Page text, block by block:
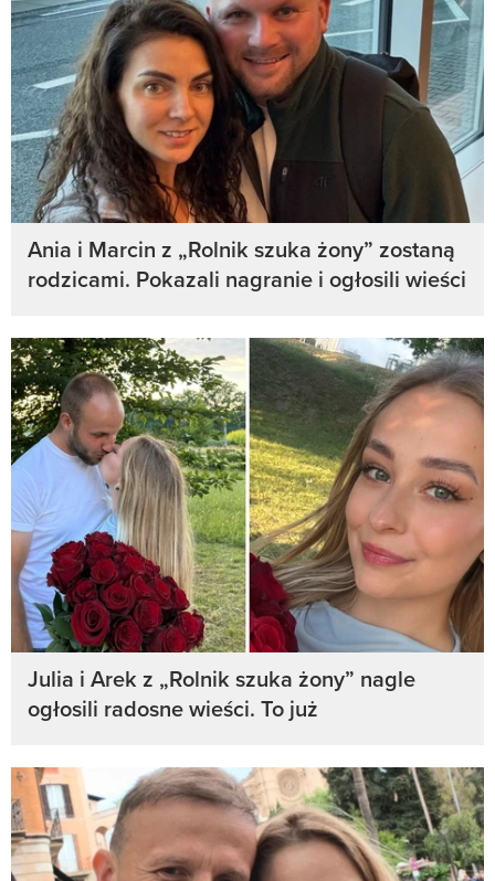
Ania i Marcin z „Rolnik szuka żony” zostaną
rodzicami. Pokazali nagranie i ogłosili wieści
Julia i Arek z „Rolnik szuka żony” nagle
ogłosili radosne wieści. To już